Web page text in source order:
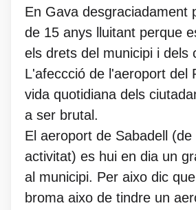
En Gava desgraciadament
de 15 anys lluitant perque
els drets del municipi i dels
L'afeccció de l'aeroport del
vida quotidiana dels
a ser brutal.
El aeroport de Sabadell (de
activitat) es hui en dia un
al municipi. Per aixo dic
broma aixo de tindre un